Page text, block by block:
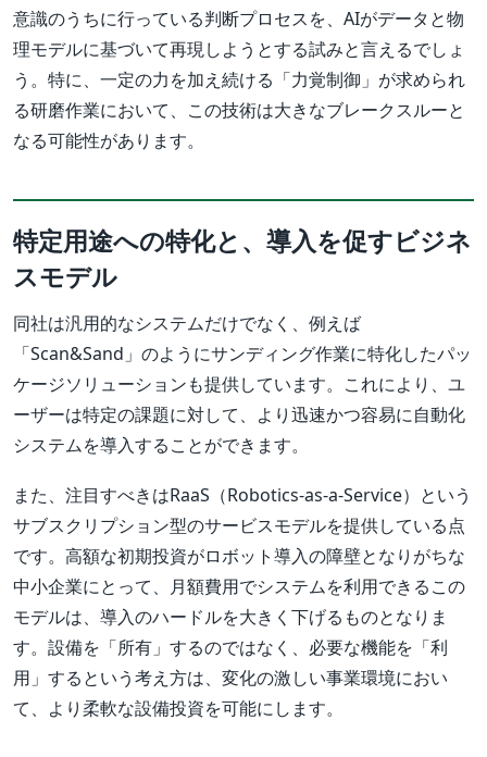
意識のうちに行っている判断プロセスを、AIがデータと物
理モデルに基づいて再現しようとする試みと言えるでしょ
う。特に、一定の力を加え続ける「力覚制御」が求められ
る研磨作業において、この技術は大きなブレークスルーと
なる可能性があります。
特定用途への特化と、導入を促すビジネ
スモデル
同社は汎用的なシステムだけでなく、例えば
「Scan&Sand」のようにサンディング作業に特化したパッ
ケージソリューションも提供しています。これにより、ユ
ーザーは特定の課題に対して、より迅速かつ容易に自動化
システムを導入することができます。
また、注目すべきはRaaS（Robotics-as-a-Service）という
サブスクリプション型のサービスモデルを提供している点
です。高額な初期投資がロボット導入の障壁となりがちな
中小企業にとって、月額費用でシステムを利用できるこの
モデルは、導入のハードルを大きく下げるものとなりま
す。設備を「所有」するのではなく、必要な機能を「利
用」するという考え方は、変化の激しい事業環境におい
て、より柔軟な設備投資を可能にします。